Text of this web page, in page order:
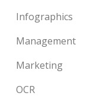
Infographics
Management
Marketing
OCR